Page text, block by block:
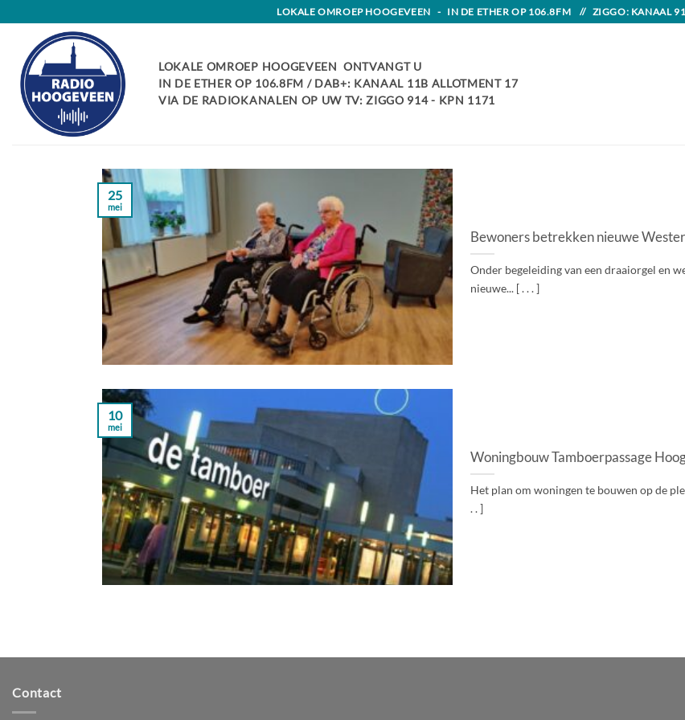
content
LOKALE OMROEP HOOGEVEEN - IN DE ETHER OP 106.8FM // ZIGGO: KANAAL
LOKALE OMROEP HOOGEVEEN ONTVANGT U
IN DE ETHER OP 106.8FM / DAB+: KANAAL 11B ALLOTMENT 17
VIA DE RADIOKANALEN OP UW TV: ZIGGO 914 - KPN 1171
Bewoners betrekken nieuwe
Onder begeleiding van een draaiorgel en
nieuwe... [ . . . ]
25
mei
Woningbouw Tamboerpassage
Het plan om woningen te bouwen op de
. . ]
10
mei
Contact